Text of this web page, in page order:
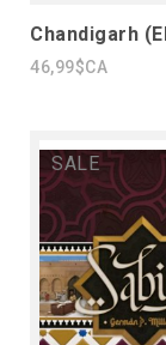
Chandigarh
46,99$CA
SALE